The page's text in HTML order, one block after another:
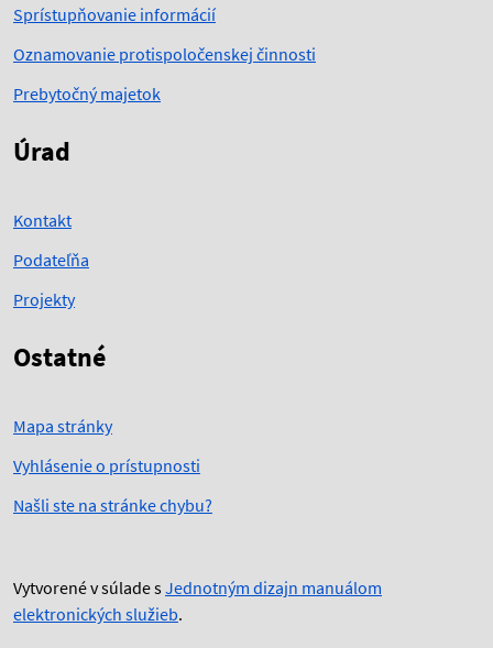
Sprístupňovanie informácií
Oznamovanie protispoločenskej činnosti
Prebytočný majetok
Úrad
Kontakt
Podateľňa
Projekty
Ostatné
Mapa stránky
Vyhlásenie o prístupnosti
Našli ste na stránke chybu?
Vytvorené v súlade sJednotným dizajn manuálom
elektronických služieb.